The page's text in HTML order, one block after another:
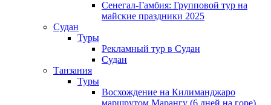
Сенегал-Гамбия: Групповой тур на
майские праздники 2025
Судан
Туры
Рекламный тур в Cудан
Cудан
Танзания
Туры
Восхождение на Килиманджаро
маршрутом Марангу (6 дней на горе)